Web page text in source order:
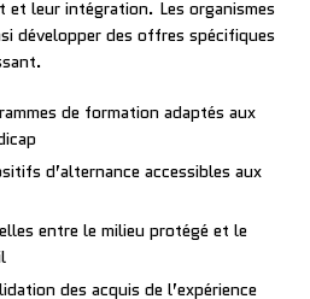
leur intégration. Les organismes
développer des offres spécifiques
de formation adaptés aux
d’alternance accessibles aux
entre le milieu protégé et le
des acquis de l’expérience